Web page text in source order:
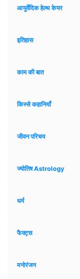
आयुर्वेदिक हेल्थ केयर
इतिहास
काम की बात
किस्से कहानियाँ
जीवन परिचय
ज्योतिष Astrology
धर्म
फैक्ट्स
मनोरंजन